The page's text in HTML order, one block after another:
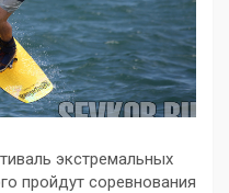
экстремальных
пройдут соревнования